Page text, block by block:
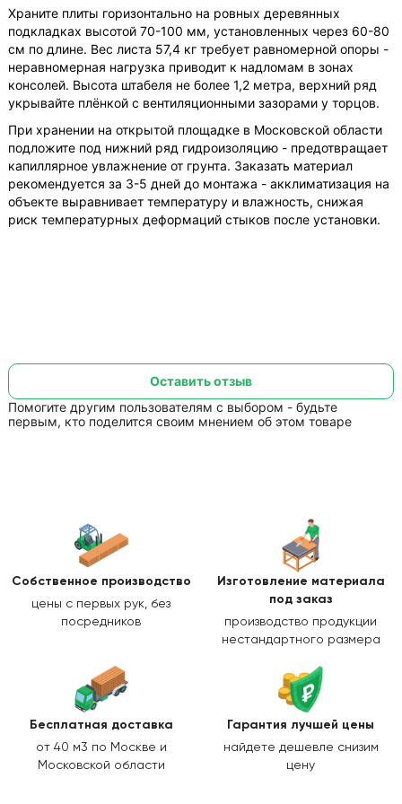
Храните плиты горизонтально на ровных деревянных
подкладках высотой 70-100 мм, установленных через 60-80
см по длине. Вес листа 57,4 кг требует равномерной опоры -
неравномерная нагрузка приводит к надломам в зонах
консолей. Высота штабеля не более 1,2 метра, верхний ряд
укрывайте плёнкой с вентиляционными зазорами у торцов.
При хранении на открытой площадке в Московской области
подложите под нижний ряд гидроизоляцию - предотвращает
капиллярное увлажнение от грунта. Заказать материал
рекомендуется за 3-5 дней до монтажа - акклиматизация на
объекте выравнивает температуру и влажность, снижая
риск температурных деформаций стыков после установки.
Помогите другим пользователям с выбором - будьте
первым, кто поделится своим мнением об этом товаре
Оставить отзыв
Собственное производство
цены с первых рук, без
посредников
Изготовление материала
под заказ
производство продукции
нестандартного размера
Бесплатная доставка
от 40 м3 по Москве и
Московской области
Гарантия лучшей цены
найдете дешевле снизим
цену